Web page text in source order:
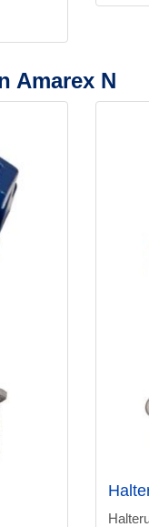
Amarex N